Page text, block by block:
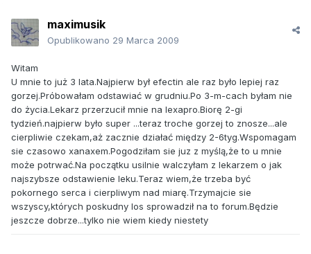
maximusik
Opublikowano 29 Marca 2009
Witam
U mnie to już 3 lata.Najpierw był efectin ale raz było lepiej raz
gorzej.Próbowałam odstawiać w grudniu.Po 3-m-cach byłam nie
do życia.Lekarz przerzucił mnie na lexapro.Biorę 2-gi
tydzień.najpierw było super ...teraz troche gorzej to znosze...ale
cierpliwie czekam,aż zacznie działać między 2-6tyg.Wspomagam
sie czasowo xanaxem.Pogodziłam sie juz z myślą,że to u mnie
może potrwać.Na początku usilnie walczyłam z lekarzem o jak
najszybsze odstawienie leku.Teraz wiem,że trzeba być
pokornego serca i cierpliwym nad miarę.Trzymajcie sie
wszyscy,których poskudny los sprowadził na to forum.Będzie
jeszcze dobrze...tylko nie wiem kiedy niestety